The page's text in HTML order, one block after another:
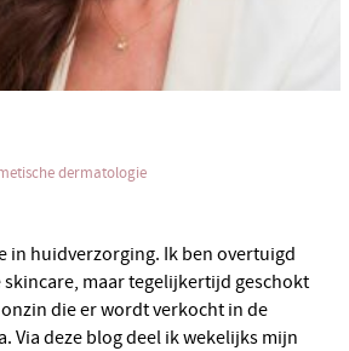
dermatologie
in huidverzorging. Ik ben overtuigd
skincare, maar tegelijkertijd geschokt
die er wordt verkocht in de
Via deze blog deel ik wekelijks mijn